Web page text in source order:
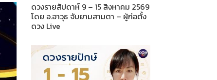
ดวงรายสัปดาห์ 9 – 15 สิงหาคม 2569
โดย อ.อาวุธ จับยามสามตา – ผู้ก่อตั้ง
ดวง Live